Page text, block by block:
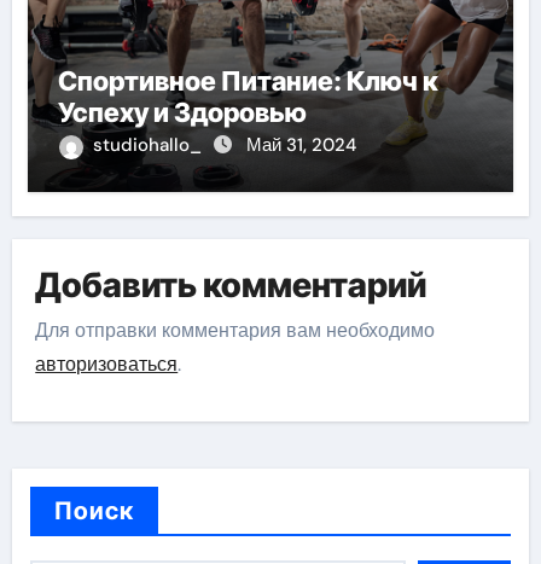
Спортивное Питание: Ключ к
Успеху и Здоровью
studiohallo_ Май 31, 2024
Добавить комментарий
Для отправки комментария вам необходимо
авторизоваться.
Поиск